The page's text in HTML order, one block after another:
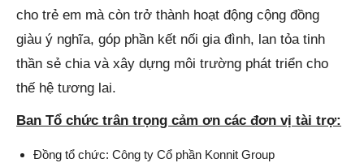
cho trẻ em mà còn trở thành hoạt động cộng đồng
giàu ý nghĩa, góp phần kết nối gia đình, lan tỏa tinh
thần sẻ chia và xây dựng môi trường phát triển cho
thế hệ tương lai.
Ban Tổ chức trân trọng cảm ơn các đơn vị tài trợ:
Đồng tổ chức: Công ty Cổ phần Konnit Group